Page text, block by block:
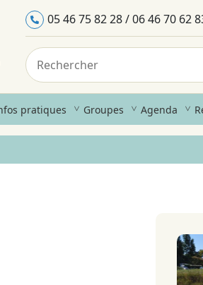
05 46 75 82 28 / 06 46 70 62
pratiques Groupes Agenda